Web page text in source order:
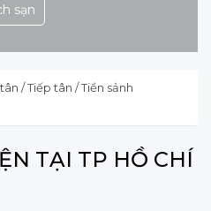
sạn
/ Tiếp tân / Tiền sảnh
TẠI TP HỒ CHÍ